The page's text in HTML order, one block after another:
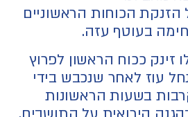
הראשוניים
עזה.
הראשון לפרוץ
לאחר שנכבש בידי
הראשונות